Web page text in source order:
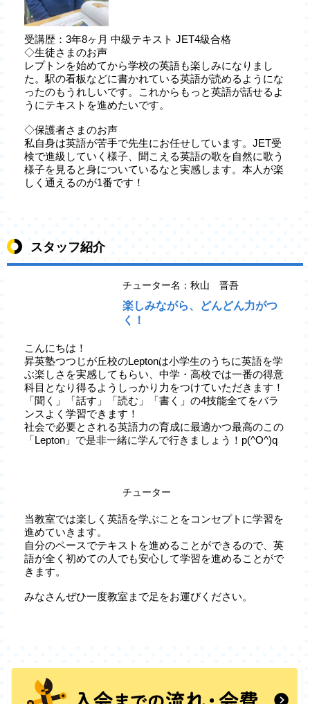
受講歴：3年8ヶ月 中級テキスト JET4級合格
◇生徒さまのお声
レプトンを始めてから学校の英語も楽しみになりまし
た。駅の看板などに書かれている英語が読めるようにな
ったのもうれしいです。これからもっと英語が話せるよ
うにテキストを進めたいです。
◇保護者さまのお声
私自身は英語が苦手で先生にお任せしています。JET受
検で進級していく様子、聞こえる英語の歌を自然に歌う
様子を見ると身についているなと実感します。本人が楽
しく通えるのが1番です！
スタッフ紹介
チューター名：秋山 晋吾
楽しみながら、どんどん力がつ
く！
こんにちは！
昇英塾つつじが丘校のLeptonは小学生のうちに英語を学
ぶ楽しさを実感してもらい、中学・高校では一番の得意
科目となり得るようしっかり力をつけていただきます！
「聞く」「話す」「読む」「書く」の4技能全てをバラ
ンスよく学習できます！
社会で必要とされる英語力の育成に最適かつ最高のこの
「Lepton」で是非一緒に学んで行きましょう！p(^O^)q
チューター
当教室では楽しく英語を学ぶことをコンセプトに学習を
進めていきます。
自分のペースでテキストを進めることができるので、英
語が全く初めての人でも安心して学習を進めることがで
きます。
みなさんぜひ一度教室まで足をお運びください。